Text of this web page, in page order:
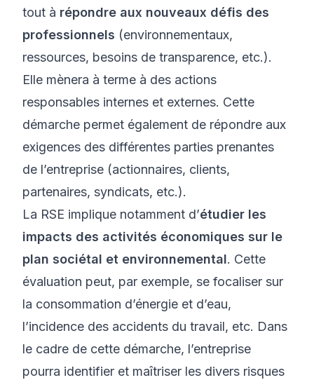
tout à répondre aux nouveaux défis des
professionnels (environnementaux,
ressources, besoins de transparence, etc.).
Elle mènera à terme à des actions
responsables internes et externes. Cette
démarche permet également de répondre aux
exigences des différentes parties prenantes
de l’entreprise (actionnaires, clients,
partenaires, syndicats, etc.).
La RSE implique notamment d’étudier les
impacts des activités économiques sur le
plan sociétal et environnemental. Cette
évaluation peut, par exemple, se focaliser sur
la consommation d’énergie et d’eau,
l’incidence des accidents du travail, etc. Dans
le cadre de cette démarche, l’entreprise
pourra identifier et maîtriser les divers risques